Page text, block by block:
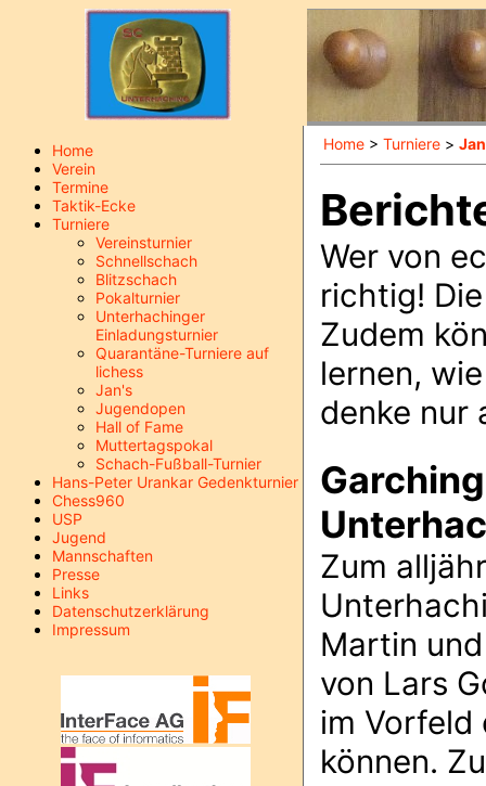
Home
Verein
Termine
Taktik-Ecke
Turniere
Vereinsturnier
Schnellschach
Blitzschach
Pokalturnier
Unterhachinger
Einladungsturnier
Quarantäne-Turniere auf
lichess
Jan's
Jugendopen
Hall of Fame
Muttertagspokal
Schach-Fußball-Turnier
Hans-Peter Urankar Gedenkturnier
Chess960
USP
Jugend
Mannschaften
Presse
Links
Datenschutzerklärung
Impressum
Home > Turniere >
Wer von
richtig!
Zudem
lernen,
denke nur
Zum
Martin
von Lars
im Vorfeld
können.